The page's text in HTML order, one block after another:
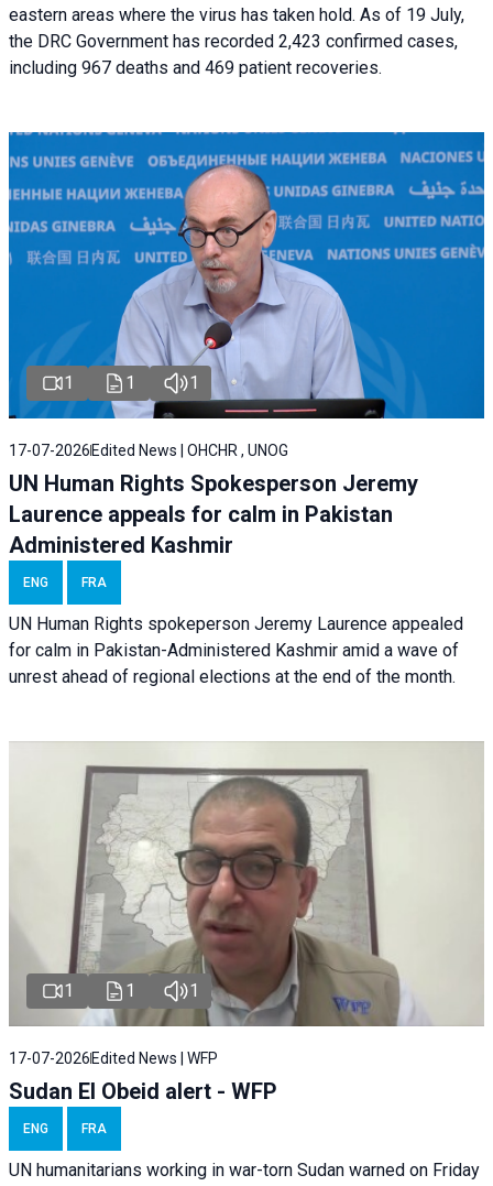
eastern areas where the virus has taken hold. As of 19 July,
the DRC Government has recorded 2,423 confirmed cases,
including 967 deaths and 469 patient recoveries.
1 1 1
17-07-2026 Edited News | OHCHR , UNOG
UN Human Rights Spokesperson Jeremy
Laurence appeals for calm in Pakistan
Administered Kashmir
ENG FRA
UN Human Rights spokeperson Jeremy Laurence appealed
for calm in Pakistan-Administered Kashmir amid a wave of
unrest ahead of regional elections at the end of the month.
1 1 1
17-07-2026 Edited News | WFP
Sudan El Obeid alert - WFP
ENG FRA
UN humanitarians working in war-torn Sudan warned on Friday